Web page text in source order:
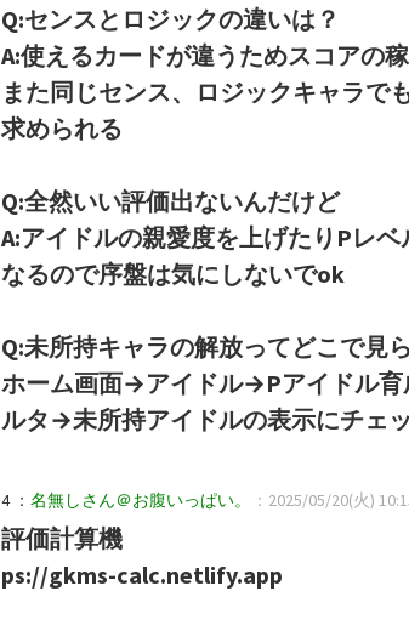
Q:センスとロジックの違いは？
A:使えるカードが違うためスコアの
また同じセンス、ロジックキャラで
求められる
Q:全然いい評価出ないんだけど
A:アイドルの親愛度を上げたりPレ
なるので序盤は気にしないでok
Q:未所持キャラの解放ってどこで見
ホーム画面→アイドル→Pアイドル
ルタ→未所持アイドルの表示にチェ
4 ： 名無しさん＠お腹いっぱい。 ：2025/05/20(火)
評価計算機
ps://gkms-calc.netlify.app